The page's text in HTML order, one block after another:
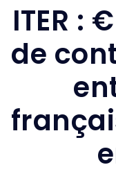
ITER :
de